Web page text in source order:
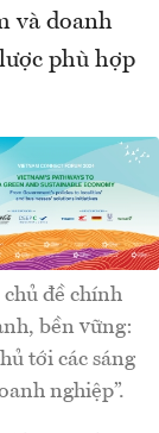
và doanh
phù hợp
đề chính
bền vững:
tới các sáng
nghiệp”.